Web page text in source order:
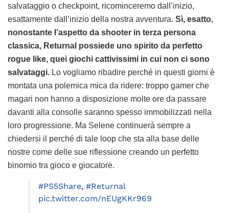
salvataggio o checkpoint, ricominceremo dall’inizio,
esattamente dall’inizio della nostra avventura. Sì, esatto,
nonostante l’aspetto da shooter in terza persona
classica, Returnal possiede uno spirito da perfetto
rogue like, quei giochi cattivissimi in cui non ci sono
salvataggi. Lo vogliamo ribadire perché in questi giorni è
montata una polemica mica da ridere: troppo gamer che
magari non hanno a disposizione molte ore da passare
davanti alla consolle saranno spesso immobilizzati nella
loro progressione. Ma Selene continuerà sempre a
chiedersi il perché di tale loop che sta alla base delle
nostre come delle sue riflessione creando un perfetto
binomio tra gioco e giocatore.
#PS5Share, #Returnal
pic.twitter.com/nEUgKKr969